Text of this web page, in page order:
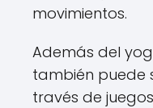
movimientos.
Además del
también puede
través de